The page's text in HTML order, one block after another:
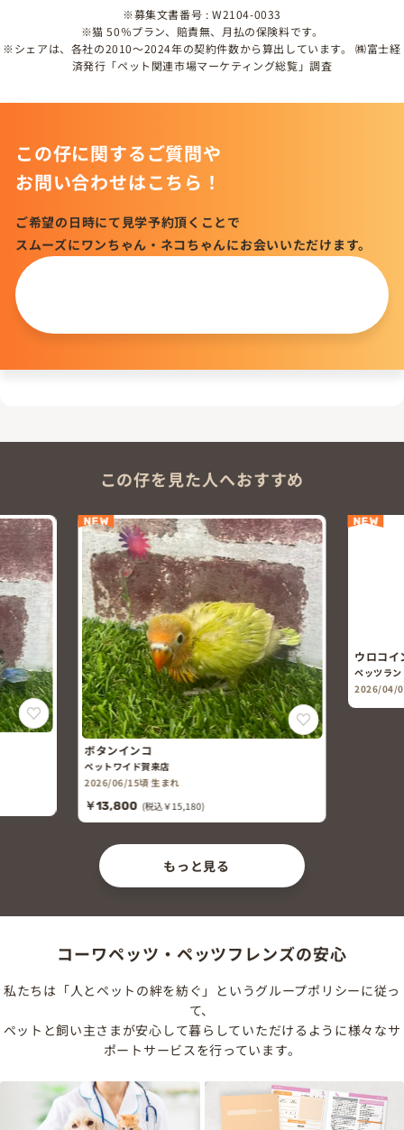
※募集文書番号 : W2104-0033
※猫 50％プラン、賠責無、月払の保険料です。
※シェアは、各社の2010～2024年の契約件数から算出しています。 ㈱富士経
済発行「ペット関連市場マーケティング総覧」調査
この仔に関するご質問や
お問い合わせはこちら！
ご希望の日時にて見学予約頂くことで
スムーズにワンちゃん・ネコちゃんにお会いいただけます。
この仔を見た人へおすすめ
NEW
ボタンインコ
ペットワイド賀来店
2026/06/15頃 生まれ
￥13,800 (税込￥15,180)
NEW
ウロコイ
ペッツラ
2026/04/
もっと見る
コーワペッツ・ペッツフレンズの安心
私たちは「人とペットの絆を紡ぐ」というグループポリシーに従っ
て、
ペットと飼い主さまが安心して暮らしていただけるように様々なサ
ポートサービスを行っています。